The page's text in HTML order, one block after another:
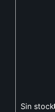
Sin stock